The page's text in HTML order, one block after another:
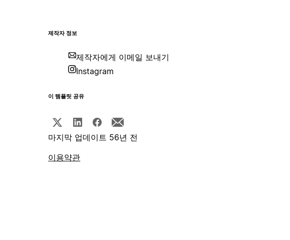
제작자 정보
제작자에게 이메일 보내기
Instagram
이 템플릿 공유
마지막 업데이트 56년 전
이용약관